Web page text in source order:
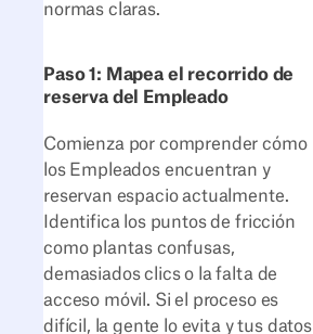
normas claras.
Paso 1: Mapea el recorrido de
reserva del Empleado
Comienza por comprender cómo
los Empleados encuentran y
reservan espacio actualmente.
Identifica los puntos de fricción
como plantas confusas,
demasiados clics o la falta de
acceso móvil. Si el proceso es
difícil, la gente lo evita y tus datos